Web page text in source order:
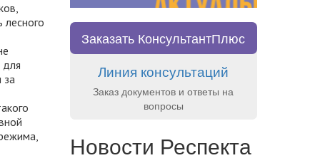
лесного
за
Заказать КонсультантПлюс
Линия консультаций
Заказ документов и ответы на
вопросы
Новости Респекта